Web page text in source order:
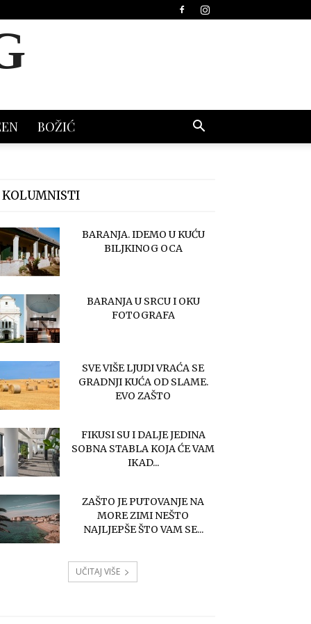
BOŽIĆ
KOLUMNISTI
BARANJA. IDEMO U KUĆU
BILJKINOG OCA
BARANJA U SRCU I OKU
FOTOGRAFA
SVE VIŠE LJUDI VRAĆA SE
GRADNJI KUĆA OD SLAME.
EVO ZAŠTO
FIKUSI SU I DALJE JEDINA
SOBNA STABLA KOJA ĆE VAM
IKAD...
ZAŠTO JE PUTOVANJE NA
MORE ZIMI NEŠTO
NAJLJEPŠE ŠTO VAM SE...
UČITAJ VIŠE